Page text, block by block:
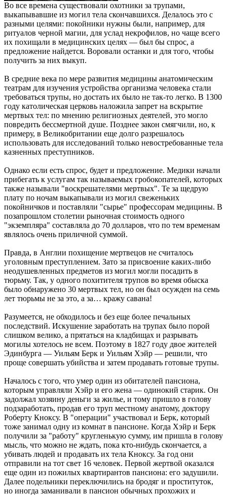
Во все времена существовали охотники за трупами,
выкапывавшие из могил тела скончавшихся. Делалось это с
разными целями: покойники нужны были, например, для
ритуалов черной магии, для услад некрофилов, но чаще всего
их похищали в медицинских целях — был бы спрос, а
предложение найдется. Воровали останки и для того, чтобы
получить за них выкуп.
В средние века по мере развития медицины анатомическим
театрам для изучения устройства организма человека стали
требоваться трупы, но достать их было не так-то легко. В 1300
году католическая церковь наложила запрет на вскрытие
мертвых тел: по мнению религиозных деятелей, это могло
повредить бессмертной душе. Позднее закон смягчили, но, к
примеру, в Великобритании еще долго разрешалось
использовать для исследований только невостребованные тела
казненных преступников.
Однако если есть спрос, будет и предложение. Медики начали
прибегать к услугам так называемых гробокопателей, которых
также называли "воскрешателями мертвых". Те за щедрую
плату по ночам выкапывали из могил свеженьких
покойничков и поставляли "сырье" профессорам медицины. В
позапрошлом столетии рыночная стоимость одного
"экземпляра" составляла до 70 долларов, что по тем временам
являлось очень приличной суммой.
Правда, в Англии похищение мертвецов не считалось
уголовным преступлением. Зато за присвоение каких-либо
неодушевленных предметов из могил могли посадить в
тюрьму. Так, у одного похитителя трупов во время обыска
было обнаружено 30 мертвых тел, но он был осужден на семь
лет тюрьмы не за это, а за… кражу савана!
Разумеется, не обходилось и без еще более печальных
последствий. Искушение заработать на трупах было порой
слишком велико, а прятаться на кладбищах и разрывать
могилы хотелось не всем. Поэтому в 1827 году двое жителей
Эдинбурга — Уильям Берк и Уильям Хэйр — решили, что
проще совершать убийства и затем продавать готовые трупы.
Началось с того, что умер один из обитателей пансиона,
которым управляли Хэйр и его жена — одинокий старик. Он
задолжал хозяину деньги за жилье, и тому пришло в голову
подзаработать, продав его труп местному анатому, доктору
Роберту Кноксу. В "операции" участвовал и Берк, который
тоже занимал одну из комнат в пансионе. Когда Хэйр и Берк
получили за "работу" кругленькую сумму, им пришла в голову
мысль, что можно не ждать, пока кто-нибудь скончается, а
убивать людей и продавать их тела Кноксу. За год они
отправили на тот свет 16 человек. Первой жертвой оказался
еще один из пожилых квартирантов пансиона: его задушили.
Далее подельники переключились на бродяг и проституток,
но иногда заманивали в пансион обычных прохожих и